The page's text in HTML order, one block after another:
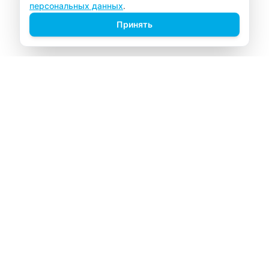
персональных данных.
Принять